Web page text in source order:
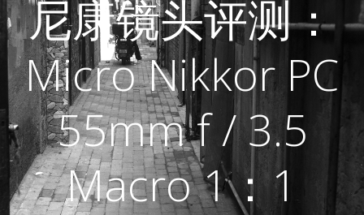
尼康镜头评测：
Micro Nikkor PC
55mm f / 3.5
Macro 1：1